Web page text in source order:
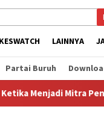
LAINNYA
Partai Buruh
Maxim